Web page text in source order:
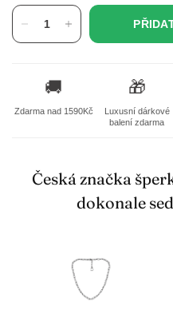
🚚
Zdarma nad 1590Kč
🎁
Luxusní dárkové
balení zdarma
Česká značka
dokonale